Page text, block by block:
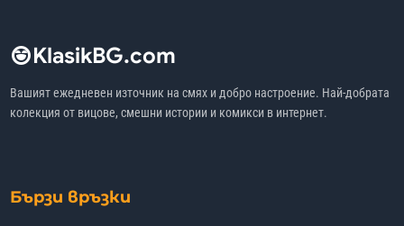
KlasikBG.com
Вашият ежедневен източник на смях и добро настроение. Най-добрата
колекция от вицове, смешни истории и комикси в интернет.
Бързи връзки